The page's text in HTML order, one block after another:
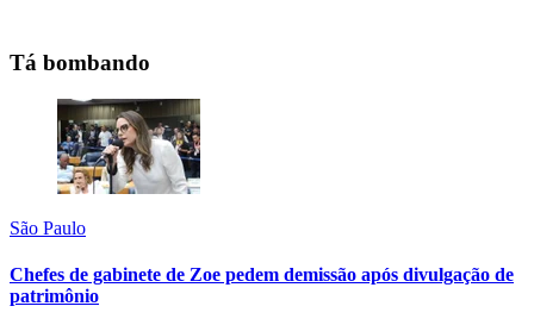
Tá bombando
São Paulo
Chefes de gabinete de Zoe pedem demissão após divulgação de
patrimônio